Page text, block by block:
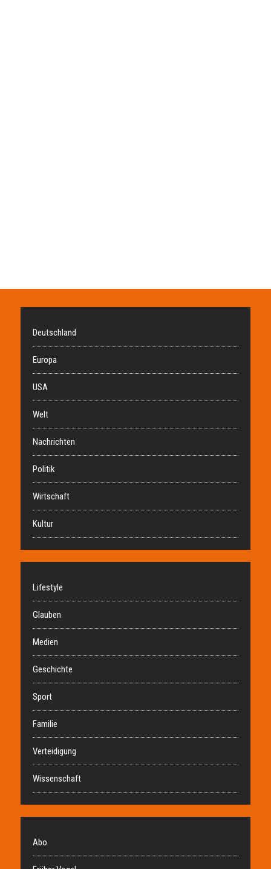
Deutschland
Europa
USA
Welt
Nachrichten
Politik
Wirtschaft
Kultur
Lifestyle
Glauben
Medien
Geschichte
Sport
Familie
Verteidigung
Wissenschaft
Abo